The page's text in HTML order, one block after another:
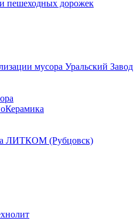
пешеходных дорожек
мусора Уральский Завод
ЛИТКОМ (Рубцовск)